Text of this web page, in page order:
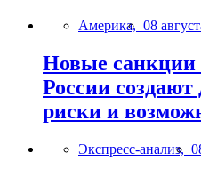
Америка, 08
Новые
России
риски и
Экспресс-анализ,